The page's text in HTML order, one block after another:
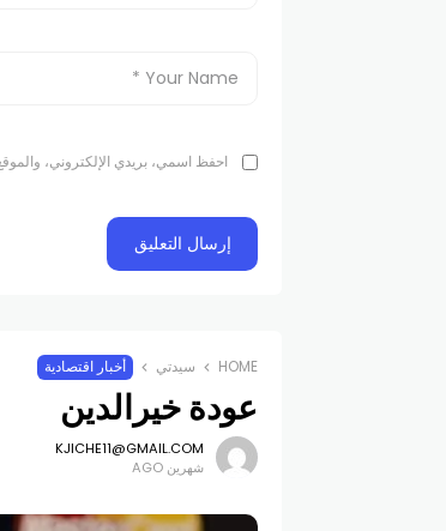
احفظ اسمي، بريدي الإلكتروني،
HOME سيدتي أخبار اقتصادية
عودة خيرالدين
KJICHE11@GMAIL.COM
شهرين AGO